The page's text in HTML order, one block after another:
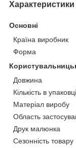
Характеристики
Основні
Країна виробник
Форма
Довжина
Кількість в упаковці
Матеріал виробу
Область
Друк малюнка
Сезонність товару